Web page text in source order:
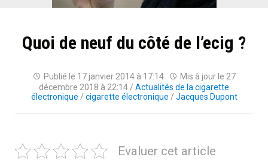
Quoi de neuf du côté de l’ecig ?
Publié le 17 janvier 2014 à 17:14 Mis à jour le 27
décembre 2018 à 22:14/ Actualités de la cigarette
électronique / cigarette électronique / Jacques Dupont
Evaluer cet article